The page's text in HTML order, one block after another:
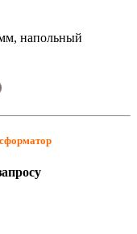
напольный